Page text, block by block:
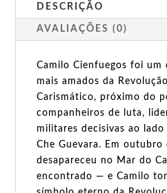
DESCRIÇÃO
AVALIAÇÕES (0)
Camilo Cienfuegos foi um
mais amados da
Carismático, próximo do
companheiros de luta,
militares decisivas ao
Che Guevara. Em outubro
desapareceu no Mar do
encontrado — e Camilo